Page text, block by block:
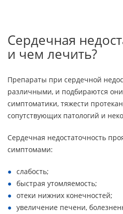
Сердечная
и чем лечить?
Препараты при сердечной
различными, и подбираются
симптоматики, тяжести
сопутствующих патологий и
Сердечная недостаточность
симптомами:
слабость;
быстрая утомляемость;
отеки нижних конечностей;
увеличение печени,